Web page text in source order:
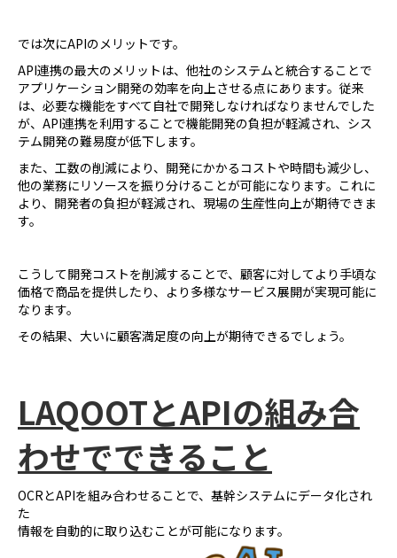
では次にAPIのメリットです。
API連携の最大のメリットは、他社のシステムと統合することで
アプリケーション開発の効率を向上させる点にあります。従来
は、必要な機能をすべて自社で開発しなければなりませんでした
が、API連携を利用することで機能開発の負担が軽減され、シス
テム開発の難易度が低下します。
また、工数の削減により、開発にかかるコストや時間も減少し、
他の業務にリソースを振り分けることが可能になります。これに
より、開発者の負担が軽減され、現場の生産性向上が期待できま
す。
こうして開発コストを削減することで、顧客に対してより手頃な
価格で商品を提供したり、より多様なサービス展開が実現可能に
なります。
その結果、大いに顧客満足度の向上が期待できるでしょう。
LAQOOTとAPIの組み合
わせでできること
OCRとAPIを組み合わせることで、基幹システムにデータ化され
た
情報を自動的に取り込むことが可能になります。